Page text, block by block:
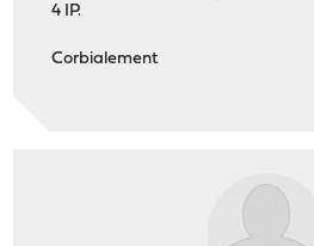
4 IP.
Corbialement